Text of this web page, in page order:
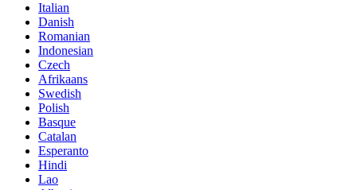
Italian
Danish
Romanian
Indonesian
Czech
Afrikaans
Swedish
Polish
Basque
Catalan
Esperanto
Hindi
Lao